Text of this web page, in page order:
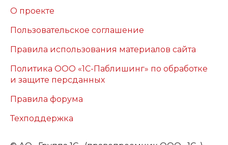
О проекте
Пользовательское соглашение
Правила использования материалов сайта
Политика ООО «1С-Паблишинг» по обработке
и защите персданных
Правила форума
Техподдержка